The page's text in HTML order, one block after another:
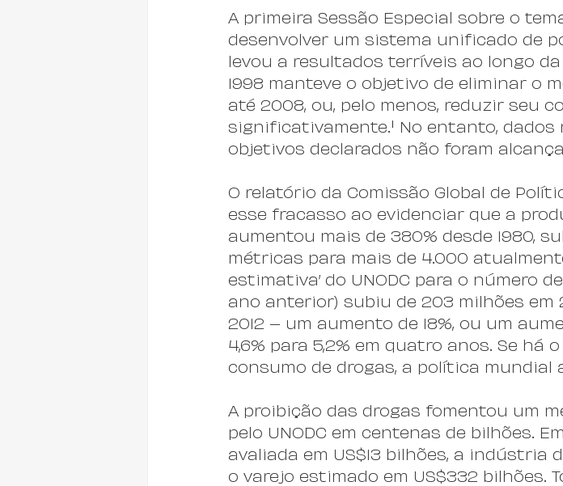
A primeira Sessão Especial sobre o
desenvolver um sistema unificado de
levou a resultados terríveis ao longo da
1998 manteve o objetivo de eliminar o
até 2008, ou, pelo menos, reduzir seu
significativamente.¹ No entanto,
objetivos declarados não foram
O relatório da Comissão Global de
esse fracasso ao evidenciar que a
aumentou mais de 380% desde 1980,
métricas para mais de 4.000
estimativa’ do UNODC para o número
ano anterior) subiu de 203 milhões em
2012 – um aumento de 18%, ou um
4,6% para 5,2% em quatro anos. Se há
consumo de drogas, a política mundial
A proibição das drogas fomentou um
pelo UNODC em centenas de bilhões.
avaliada em US$13 bilhões, a indústria
o varejo estimado em US$332 bilhões.